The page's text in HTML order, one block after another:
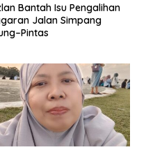
Bantah Isu Pengalihan
Jalan Simpang